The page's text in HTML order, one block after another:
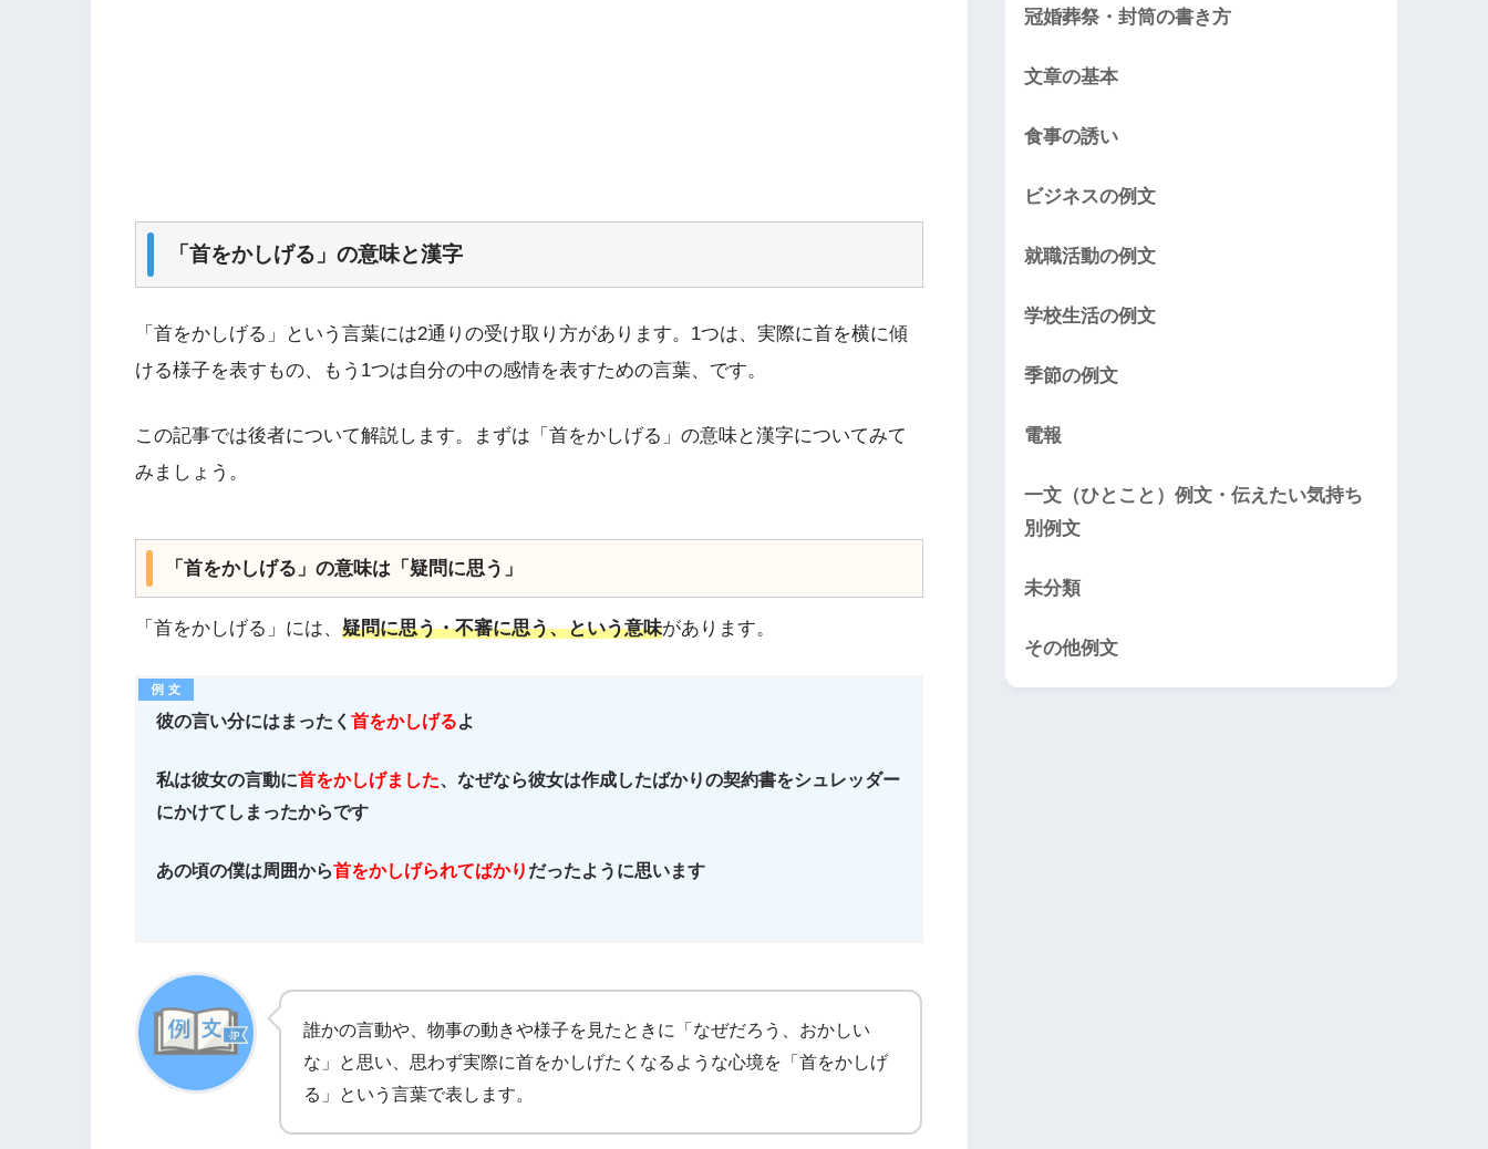
「首をかしげる」の意味と漢字
「首をかしげる」という言葉には2通りの受け取り方があります。1つは、実際に首を横に傾
ける様子を表すもの、もう1つは自分の中の感情を表すための言葉、です。
この記事では後者について解説します。まずは「首をかしげる」の意味と漢字についてみて
みましょう。
「首をかしげる」の意味は「疑問に思う」
「首をかしげる」には、 疑問に思う・不審に思う、という意味があります。
彼の言い分にはまったく 首をかしげるよ
私は彼女の言動に首をかしげました、なぜなら彼女は作成したばかりの契約書をシュレッダー
にかけてしまったからです
あの頃の僕は周囲から首をかしげられてばかり だったように思います
誰かの言動や、物事の動きや様子を見たときに「なぜだろう、おかしい
な」と思い、思わず実際に首をかしげたくなるような心境を「首をかしげ
る」という言葉で表します。
冠婚葬祭・封筒の書き方
文章の基本
食事の誘い
ビジネスの例文
就職活動の例文
学校生活の例文
季節の例文
電報
一文（ひとこと）例文・伝えたい気持ち
別例文
未分類
その他例文